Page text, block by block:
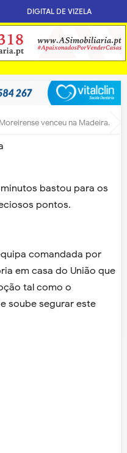
DIGITAL DE VIZELA
Moreirense venceu na Madeira
bastou para os
pontos.
comandada por
em casa do União que
tal como o
soube segurar este